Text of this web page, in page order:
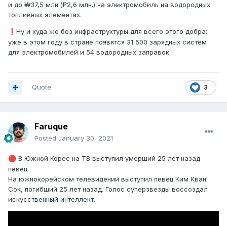
и до ₩37,5 млн.(₽2,6 млн.) на электромобиль на водородных
топливных элементах.
❗ ️Ну и куда же без инфраструктуры для всего этого добра:
уже в этом году в стране появятся 31 500 зарядных систем
для электромобилей и 54 водородных заправок.
3
Quote
Faruque
Posted January 30, 2021
🔴 В Южной Корее на ТВ выступил умерший 25 лет назад
певец
На южнокорейском телевидении выступил певец Ким Кван
Сок, погибший 25 лет назад. Голос суперзвезды воссоздал
искусственный интеллект.